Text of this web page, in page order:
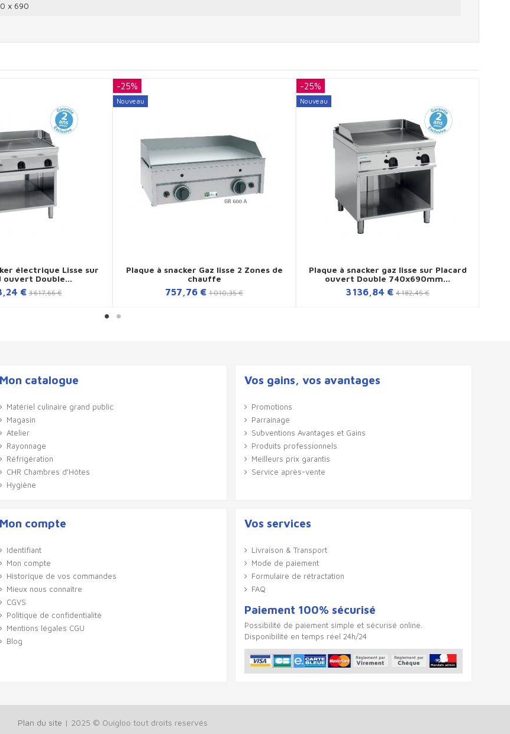
x 690
électrique Lisse sur
ouvert Double...
€ 3 617,66 €
-25%
Nouveau
Plaque à snacker Gaz lisse 2 Zones de
chauffe
757,76 € 1 010,35 €
-25%
Nouveau
Plaque à snacker gaz lisse sur Placard
ouvert Double 740x690mm...
3 136,84 € 4 182,45 €
Mon catalogue
Matériel culinaire grand public
Magasin
Atelier
Rayonnage
Réfrigération
CHR Chambres d'Hôtes
Hygiène
Vos gains, vos avantages
Promotions
Parrainage
Subventions Avantages et Gains
Produits professionnels
Meilleurs prix garantis
Service après-vente
Mon compte
Identifiant
Mon compte
Historique de vos commandes
Mieux nous connaître
CGVS
Politique de confidentialité
Mentions légales CGU
Blog
Vos services
Livraison & Transport
Mode de paiement
Formulaire de rétractation
FAQ
Paiement 100% sécurisé
Possibilité de paiement simple et sécurisé online.
Disponibilité en temps réel 24h/24
Plan du site | 2025 © Ouigloo tout droits reservés